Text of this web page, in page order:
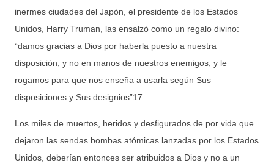
inermes ciudades del Japón, el presidente de los Estados
Unidos, Harry Truman, las ensalzó como un regalo divino:
“damos gracias a Dios por haberla puesto a nuestra
disposición, y no en manos de nuestros enemigos, y le
rogamos para que nos enseña a usarla según Sus
disposiciones y Sus designios”17.
Los miles de muertos, heridos y desfigurados de por vida que
dejaron las sendas bombas atómicas lanzadas por los Estados
Unidos, deberían entonces ser atribuidos a Dios y no a un